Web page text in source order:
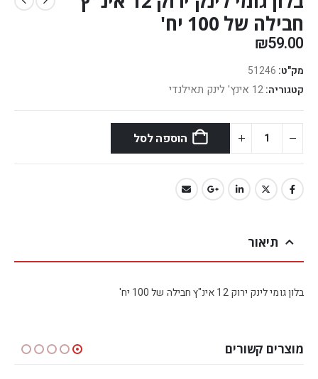
חבילה של 100 יח'
₪59.00
מק"ט: 51246
קטגוריה: 12 אינץ' לינק תאילנדי
הוספה לסל
תיאור
בלון גומי לינק ירוק 12 אינ"ץ חבילה של 100 יח'
מוצרים קשורים